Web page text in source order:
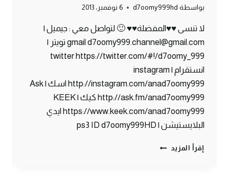
بواسطة d7oomy999hd 6 نوفمبر، 2013
لا تنسى ♥♥المفضلة♥♥ 🙂 لتواصل معي : جيميل |
gmail d7oomy999.channel@gmail.com تويتر |
twitter https://twitter.com/#!/d7oomy_999
انستقرام | instagram
http://instagram.com/anad7oomy999 اسك | Ask
http://ask.fm/anad7oomy999 كيك | KEEK
https://www.keek.com/anad7oomy999 ايدي
البلايستيشن | ps3 ID d7oomy999HD
إقرأ المزيد ماين